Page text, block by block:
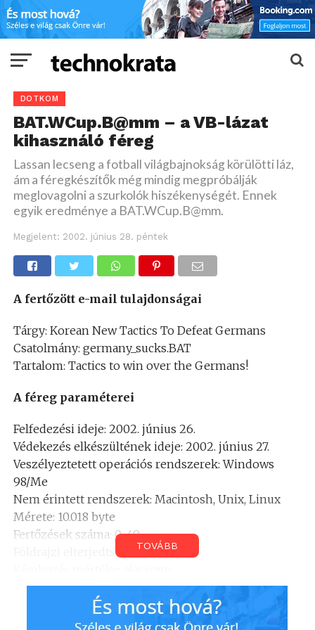
DOTKOM
BAT.WCup.B@mm – a VB-lázat
kihasználó féreg
Lassan lecseng a fotball világbajnokság körülötti láz,
ám a féregkészítők még mindig megpróbálják
meglovagolni a szurkolók hiszékenységét. Ennek
egyik eredménye a BAT.WCup.B@mm.
Megjelent: 2002. június 28. péntek
A fertőzött e-mail tulajdonságai
Tárgy: Korean New Tactics To Defeat Germans
Csatolmány: germany_sucks.BAT
Tartalom: Tactics to win over the Germans!
A féreg paraméterei
Felfedezési ideje: 2002. június 26.
Védekezés elkészültének ideje: 2002. június 27.
Veszélyeztetett operációs rendszerek: Windows
98/Me
Nem érintett rendszerek: Macintosh, Unix, Linux
Mérete: 10.018 byte
Fertőzések száma: 0-49
Földrajzi elterjedtsége: alacsony
Eltávolítása: könnyű
Aktivizálódásakor bekövetkező események
TOVÁBB